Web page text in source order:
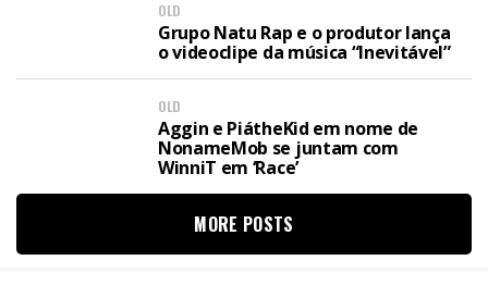
OLD
Grupo Natu Rap e o produtor lança
o videoclipe da música “Inevitável”
OLD
Aggin e PiátheKid em nome de
NonameMob se juntam com
WinniT em ‘Race’
MORE POSTS